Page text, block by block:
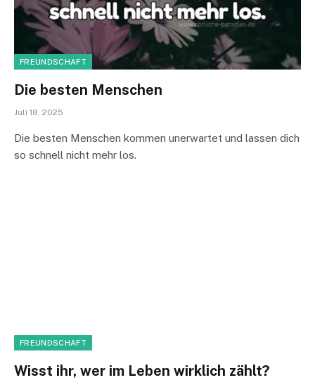
FREUNDSCHAFT
Die besten Menschen
Juli 18, 2025
Die besten Menschen kommen unerwartet und lassen dich
so schnell nicht mehr los.
FREUNDSCHAFT
Wisst ihr, wer im Leben wirklich zählt?